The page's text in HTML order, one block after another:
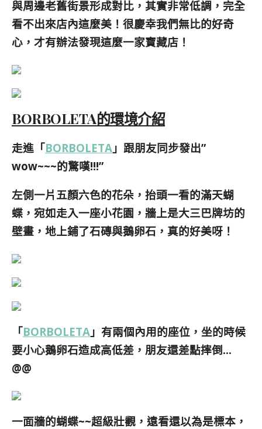
與周邊老舊街景形成對比，其實非常低調，完全
看不出來店內這麼美！很慶幸我們無比的好奇
心，才有辦法發現這麼一家寶藏店！
BORBOLETA的環境介紹
走進「BORBOLETA 」跟朋友同步發出”
wow~~~的驚嘆!!!”
左側一片五顏六色的花朵，抬頭一看的滿天蝴
蝶，宛如走入一座小花園，牆上是大三巴牌坊的
壁畫，地上鋪了石磚與鵝卵石，真的好美呀！
「BORBOLETA 」有兩個內用的座位，坐的時候
要小心鵝卵石造成高低差，朋友還差點摔倒…
@@
一面牆的蝴蝶~~超級壯觀，遠看還以為是標本，